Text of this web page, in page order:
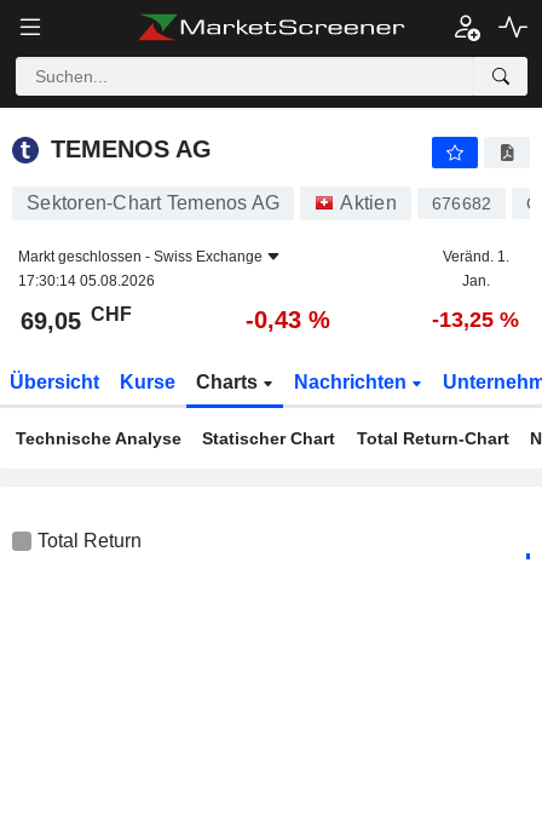
TEMENOS AG
TEMENOS AG
Sektoren-Chart Temenos AG Aktien 676682
Markt geschlossen - Swiss Exchange
17:30:14 05.08.2026
Veränd. 1.
Jan.
69,05 CHF -0,43 % -13,25 %
Übersicht Kurse Charts Nachrichten
Technische Analyse Statischer Chart Total Return-Chart
Total Return